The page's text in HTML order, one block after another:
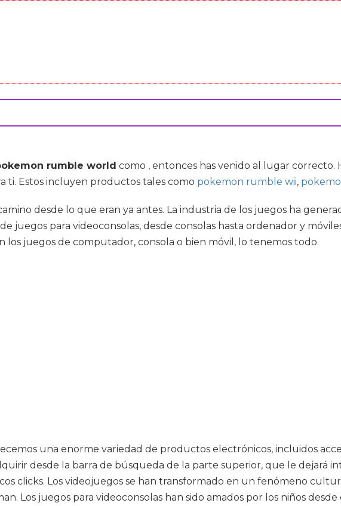
rumble world como , entonces has venido al lugar
ti. Estos incluyen productos tales como pokemon rumble wii,
desde lo que eran ya antes. La industria de los juegos ha
juegos para videoconsolas, desde consolas hasta ordenador y
los juegos de computador, consola o bien móvil, lo tenemos todo.
una enorme variedad de productos electrónicos, incluidos
desde la barra de búsqueda de la parte superior, que le dejará
clicks. Los videojuegos se han transformado en un fenómeno
Los juegos para videoconsolas han sido amados por los niños